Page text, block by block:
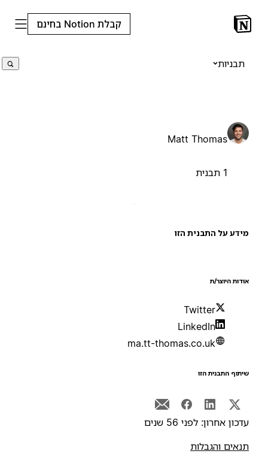
קבלת Notion בחינם
תבניות
Matt Thomas
על התבנית הזו
היוצר/ת
Twitter
LinkedIn
ma.tt-thomas.co.uk
התבנית הזו
אחרון: לפני 56 שנים
והגבלות